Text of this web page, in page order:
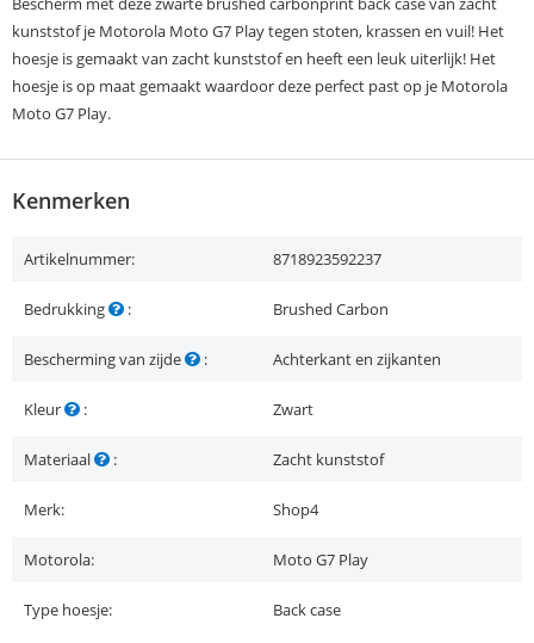
kunststof je Motorola Moto G7 Play tegen stoten, krassen en vuil! Het
hoesje is gemaakt van zacht kunststof en heeft een leuk uiterlijk! Het
hoesje is op maat gemaakt waardoor deze perfect past op je Motorola
Moto G7 Play.
Kenmerken
Artikelnummer: 8718923592237
Bedrukking : Brushed Carbon
Bescherming van zijde : Achterkant en zijkanten
Kleur : Zwart
Materiaal : Zacht kunststof
Merk: Shop4
Motorola: Moto G7 Play
Type hoesje: Back case